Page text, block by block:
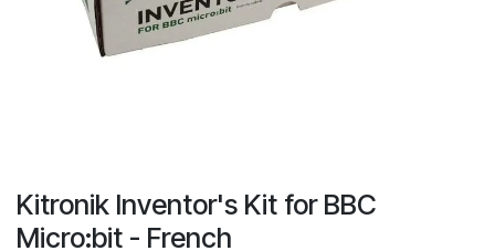
Kitronik Inventor's Kit for BBC
Micro:bit - French